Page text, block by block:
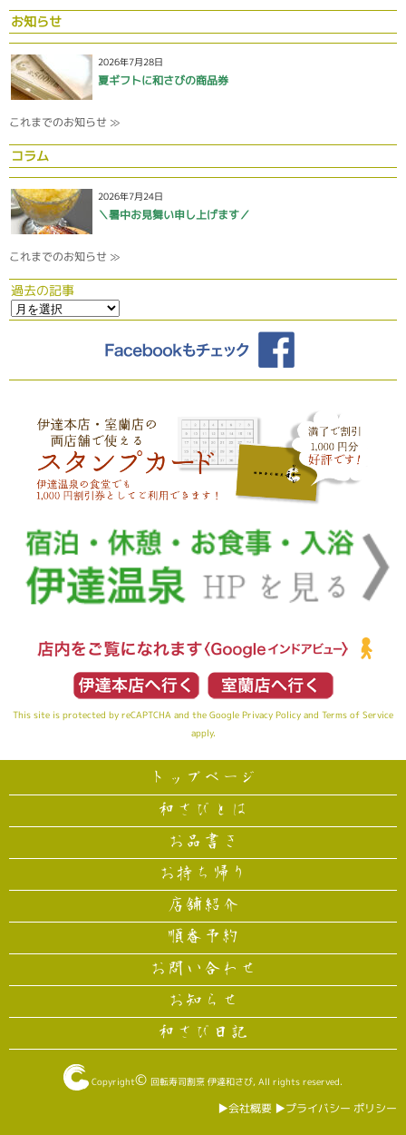
お知らせ
2026年7月28日
夏ギフトに和さびの商品券
これまでのお知らせ ≫
コラム
2026年7月24日
＼暑中お見舞い申し上げます／
これまでのお知らせ ≫
過去の記事
This site is protected by reCAPTCHA and the Google Privacy Policy and Terms of Service
apply.
トップページ
和さびとは
お品書き
お持ち帰り
店舗紹介
順番予約
お問い合わせ
お知らせ
和さび日記
Copyright© 回転寿司割烹 伊達和さび, All rights reserved.
▶︎会社概要 ▶︎プライバシー ポリシー